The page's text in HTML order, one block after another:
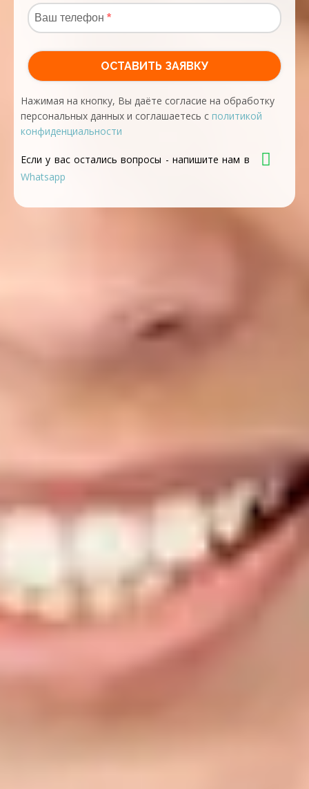
Нажимая на кнопку, Вы даёте согласие на обработку
персональных данных и соглашаетесь с политикой
конфиденциальности
Если у вас остались вопросы - напишите нам в
Whatsapp